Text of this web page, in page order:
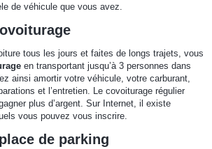
de véhicule que vous avez.
tous les jours et faites de longs trajets, vous
en transportant jusqu’à 3 personnes dans
ainsi amortir votre véhicule, votre carburant,
et l’entretien. Le covoiturage régulier
plus d’argent. Sur Internet, il existe
vous pouvez vous inscrire.
de parking